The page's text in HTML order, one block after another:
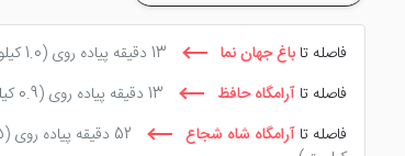
فاصله تا باغ جهان نما 13 دقیقه پیاده روی
(1.0 کیلومتر)
فاصله تا آرامگاه حافظ 13 دقیقه پیاده روی
(0.9 کیلومتر)
فاصله تا آرامگاه شاه شجاع 52 دقیقه پیاده روی